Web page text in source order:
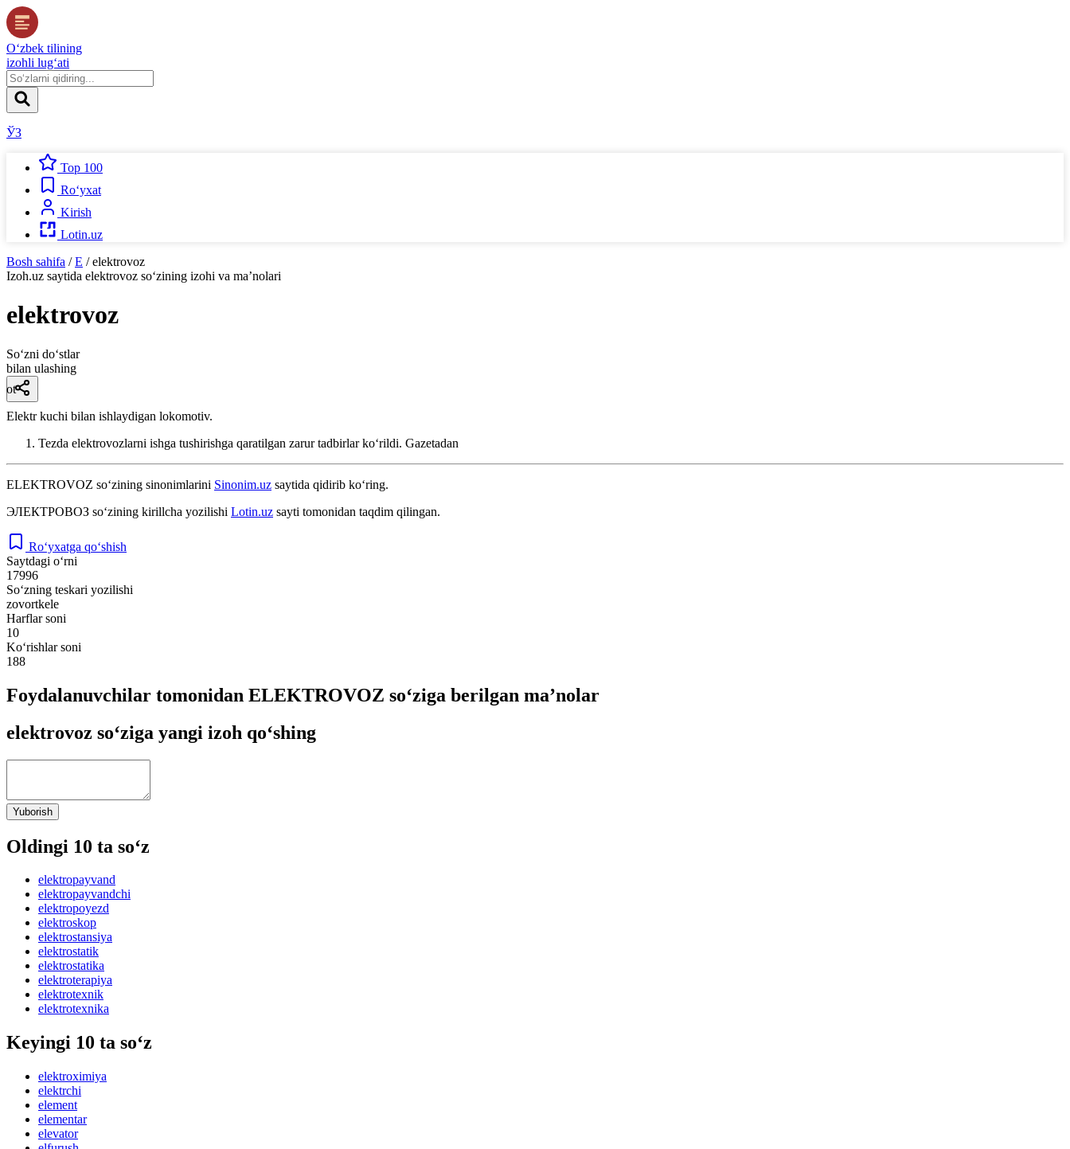
O‘zbek tilining
izohli lug‘ati
ЎЗ
Top 100
Ro‘yxat
Kirish
Lotin.uz
Bosh sahifa / E / elektrovoz
Izoh.uz saytida elektrovoz so‘zining izohi va ma’nolari
elektrovoz
So‘zni do‘stlar
bilan ulashing
ot
Elektr kuchi bilan ishlaydigan lokomotiv.
Tezda elektrovozlarni ishga tushirishga qaratilgan zarur tadbirlar koʻrildi. Gazetadan
ELEKTROVOZ so‘zining sinonimlarini Sinonim.uz saytida qidirib ko‘ring.
ЭЛЕКТРОВОЗ so‘zining kirillcha yozilishi Lotin.uz sayti tomonidan taqdim qilingan.
Ro‘yxatga qo‘shish
Saytdagi o‘rni
17996
So‘zning teskari yozilishi
zovortkele
Harflar soni
10
Ko‘rishlar soni
188
Foydalanuvchilar tomonidan ELEKTROVOZ so‘ziga berilgan ma’nolar
elektrovoz so‘ziga yangi izoh qo‘shing
Yuborish
Oldingi 10 ta so‘z
elektropayvand
elektropayvandchi
elektropoyezd
elektroskop
elektrostansiya
elektrostatik
elektrostatika
elektroterapiya
elektrotexnik
elektrotexnika
Keyingi 10 ta so‘z
elektroximiya
elektrchi
element
elementar
elevator